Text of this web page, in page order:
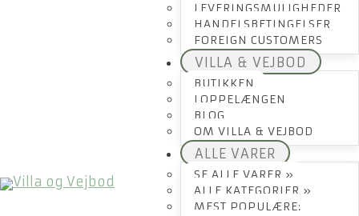
LEVERINGSMULIGHEDER
HANDELSBETINGELSER
FOREIGN CUSTOMERS
VILLA & VEJBOD
BUTIKKEN
LOPPELÆNGEN
BLOG
OM VILLA & VEJBOD
ALLE VARER
SE ALLE VARER »
ALLE KATEGORIER »
MEST POPULÆRE: